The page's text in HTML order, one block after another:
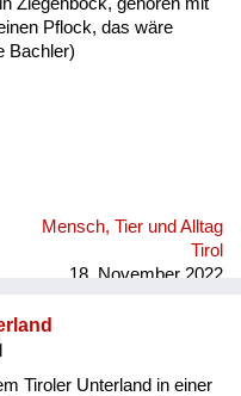
und
Pflock, das wäre
Bachler)
Mensch, Tier und Alltag
Tirol
18. November 2022
Tiroler Unterland in einer